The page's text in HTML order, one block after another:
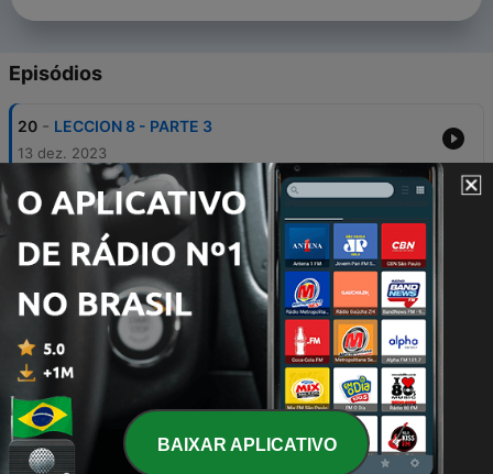
Episódios
20 - LECCION 8 - PARTE 3
13 dez. 2023
19 - LECCION 8 - PARTE 2
18 - LECCION 8 - COMO EMPEZAR
28 nov. 2023
17 LECCION 7 - PARTE 3
06 set. 2023
16 - LECCION 7 - PARTE 2
03 set. 2023
BAIXAR APLICATIVO